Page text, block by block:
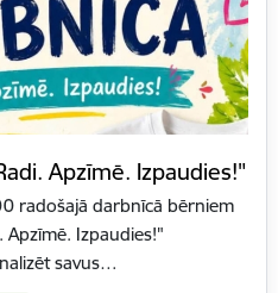
Apzīmē. Izpaudies!"
radošajā darbnīcā bērniem
Izpaudies!"
savus…